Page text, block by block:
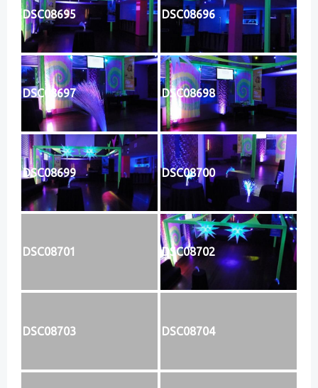
DSC08695 DSC08696
DSC08697 DSC08698
DSC08699 DSC08700
DSC08701 DSC08702
DSC08703 DSC08704